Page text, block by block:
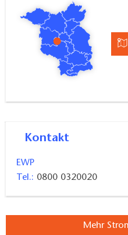
Kontakt
EWP
Tel.: 0800 0320020
Mehr